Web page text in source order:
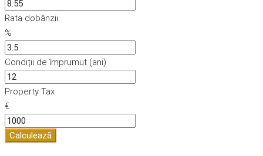
Rata dobânzii
%
Condiții de împrumut (ani)
Property Tax
€
Calculează